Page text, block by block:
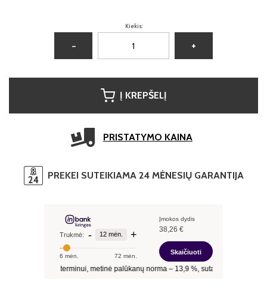
Kiekis:
− +
Į KREPŠELĮ
PRISTATYMO KAINA
PREKEI SUTEIKIAMA 24 MĖNESIŲ GARANTIJA